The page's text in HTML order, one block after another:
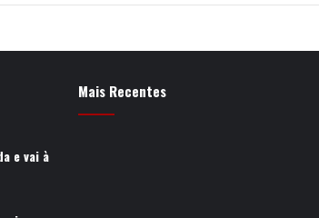
e vai à
Mais Recentes